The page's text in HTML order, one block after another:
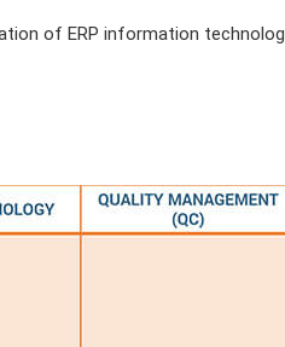
of ERP information